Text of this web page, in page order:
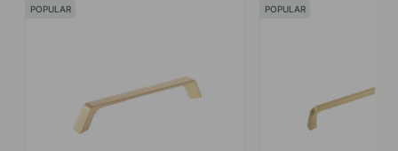
POPULAR POPULAR